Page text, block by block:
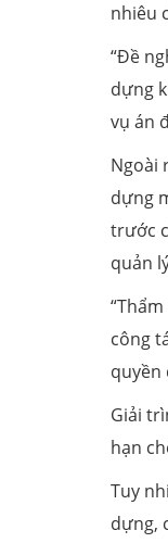
nhiêu
“Đề
dựng
vụ án
Ngoài
dựng
trước
quản
công
quyền
Giải
hạn
Tuy
dựng,